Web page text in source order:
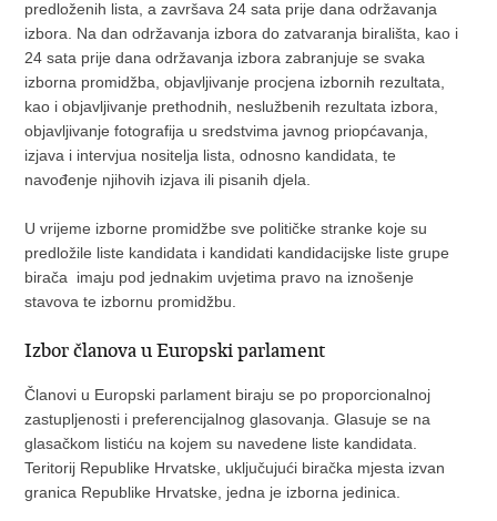
predloženih lista, a završava 24 sata prije dana održavanja
izbora. Na dan održavanja izbora do zatvaranja birališta, kao i
24 sata prije dana održavanja izbora zabranjuje se svaka
izborna promidžba, objavljivanje procjena izbornih rezultata,
kao i objavljivanje prethodnih, neslužbenih rezultata izbora,
objavljivanje fotografija u sredstvima javnog priopćavanja,
izjava i intervjua nositelja lista, odnosno kandidata, te
navođenje njihovih izjava ili pisanih djela.
U vrijeme izborne promidžbe sve političke stranke koje su
predložile liste kandidata i kandidati kandidacijske liste grupe
birača imaju pod jednakim uvjetima pravo na iznošenje
stavova te izbornu promidžbu.
Izbor članova u Europski parlament
Članovi u Europski parlament biraju se po proporcionalnoj
zastupljenosti i preferencijalnog glasovanja. Glasuje se na
glasačkom listiću na kojem su navedene liste kandidata.
Teritorij Republike Hrvatske, uključujući biračka mjesta izvan
granica Republike Hrvatske, jedna je izborna jedinica.